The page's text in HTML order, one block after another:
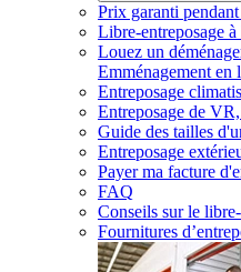
Prix garanti pendant
Libre-entreposage à
Louez un
Emménagement en
Entreposage
Entreposage de
Guide des tailles
Entreposage
Payer ma facture
FAQ
Conseils sur le
Fournitures